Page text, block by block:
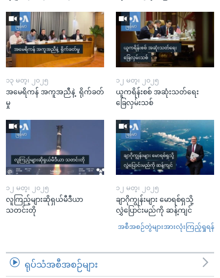
၁၃ မတ္၊ ၂၀၂၅
အမေရိကန် အကူအညီနဲ့ ရိုက်ခတ်
မှု
၁၂ မတ္၊ ၂၀၂၅
ယူကရိန်းစစ် အဆုံးသတ်ရေး
ခြေလှမ်းသစ်
၁၂ မတ္၊ ၂၀၂၅
လူကြည့်များဆိုရှယ်မီဒီယာ
သတင်းတို
၁၂ မတ္၊ ၂၀၂၅
ချာဂိုကျွန်းများ မောရစ်ရှသို့
လွှဲပြောင်းမည်ကို ဆန့်ကျင်
အစီအစဉ်တွဲများအားလုံးကြည့်ရှုရန်
ရုပ်သံအစီအစဉ်များ